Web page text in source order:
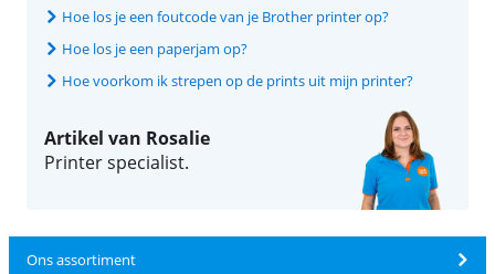
Hoe los je een foutcode van je Brother printer op?
Hoe los je een paperjam op?
Hoe voorkom ik strepen op de prints uit mijn printer?
Artikel van Rosalie
Printer specialist.
Ons assortiment